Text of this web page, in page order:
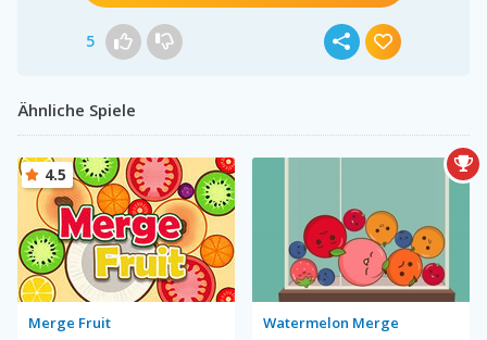
5
Ähnliche Spiele
Merge Fruit
4.5
Watermelon Merge